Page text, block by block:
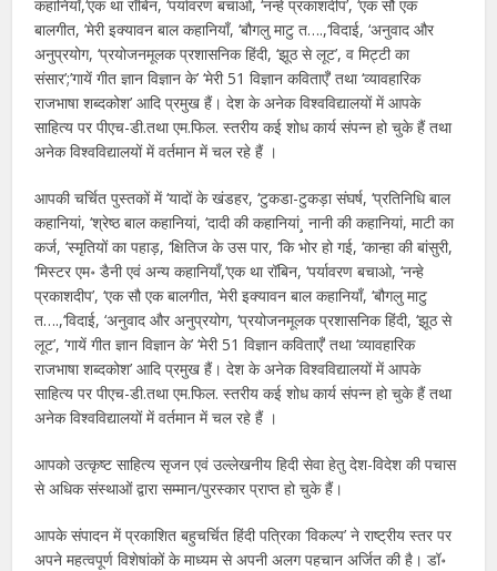
कहानियाँ,‘एक था रॉबिन, ‘पर्यावरण बचाओ, ‘नन्हे प्रकाशदीप’, ‘एक सौ एक
बालगीत, ’मेरी इक्यावन बाल कहानियाँ, ‘बौगलु माटु त….,‘विदाई, ‘अनुवाद और
अनुप्रयोग, ‘प्रयोजनमूलक प्रशासनिक हिंदी, ‘झूठ से लूट’, व मिट्टी का
संसार’;’गायें गीत ज्ञान विज्ञान के’ ‘मेरी 51 विज्ञान कविताएँ’ तथा ‘व्यावहारिक
राजभाषा शब्दकोश’ आदि प्रमुख हैं। देश के अनेक विश्वविद्यालयों में आपके
साहित्य पर पीएच-डी.तथा एम.फिल. स्तरीय कई शोध कार्य संपन्न हो चुके हैं तथा
अनेक विश्वविद्यालयों में वर्तमान में चल रहे हैं ।
आपकी चर्चित पुस्तकों में ‘यादों के खंडहर, ‘टुकडा-टुकड़ा संघर्ष, ‘प्रतिनिधि बाल
कहानियां, ‘श्रेष्ठ बाल कहानियां, ‘दादी की कहानियां¸ नानी की कहानियां, माटी का
कर्ज, ‘स्मृतियों का पहाड़, ‘क्षितिज के उस पार, ‘कि भोर हो गई, ‘कान्हा की बांसुरी,
’मिस्टर एम॰ डैनी एवं अन्य कहानियाँ,‘एक था रॉबिन, ‘पर्यावरण बचाओ, ‘नन्हे
प्रकाशदीप’, ‘एक सौ एक बालगीत, ’मेरी इक्यावन बाल कहानियाँ, ‘बौगलु माटु
त….,‘विदाई, ‘अनुवाद और अनुप्रयोग, ‘प्रयोजनमूलक प्रशासनिक हिंदी, ‘झूठ से
लूट’, ‘गायें गीत ज्ञान विज्ञान के’ ‘मेरी 51 विज्ञान कविताएँ’ तथा ‘व्यावहारिक
राजभाषा शब्दकोश’ आदि प्रमुख हैं। देश के अनेक विश्वविद्यालयों में आपके
साहित्य पर पीएच-डी.तथा एम.फिल. स्तरीय कई शोध कार्य संपन्न हो चुके हैं तथा
अनेक विश्वविद्यालयों में वर्तमान में चल रहे हैं ।
आपको उत्कृष्ट साहित्य सृजन एवं उल्लेखनीय हिदी सेवा हेतु देश-विदेश की पचास
से अधिक संस्थाओं द्वारा सम्मान/पुरस्कार प्राप्त हो चुके हैं।
आपके संपादन में प्रकाशित बहुचर्चित हिंदी पत्रिका ‘विकल्प’ ने राष्ट्रीय स्तर पर
अपने महत्वपूर्ण विशेषांकों के माध्यम से अपनी अलग पहचान अर्जित की है। डॉ॰